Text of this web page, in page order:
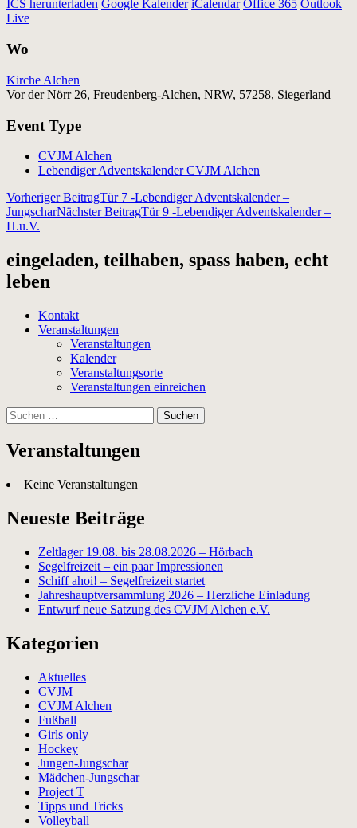
ICS herunterladen Google Kalender iCalendar Office 365 Outlook
Live
Wo
Kirche Alchen
Vor der Nörr 26, Freudenberg-Alchen, NRW, 57258, Siegerland
Event Type
CVJM Alchen
Lebendiger Adventskalender CVJM Alchen
Beitragsnavigation
Vorheriger BeitragTür 7 -Lebendiger Adventskalender –
JungscharNächster BeitragTür 9 -Lebendiger Adventskalender –
H.u.V.
eingeladen, teilhaben, spass haben, echt
leben
Kontakt
Veranstaltungen
Veranstaltungen
Kalender
Veranstaltungsorte
Veranstaltungen einreichen
Suchen
nach:
Veranstaltungen
Keine Veranstaltungen
Neueste Beiträge
Zeltlager 19.08. bis 28.08.2026 – Hörbach
Segelfreizeit – ein paar Impressionen
Schiff ahoi! – Segelfreizeit startet
Jahreshauptversammlung 2026 – Herzliche Einladung
Entwurf neue Satzung des CVJM Alchen e.V.
Kategorien
Aktuelles
CVJM
CVJM Alchen
Fußball
Girls only
Hockey
Jungen-Jungschar
Mädchen-Jungschar
Project T
Tipps und Tricks
Volleyball